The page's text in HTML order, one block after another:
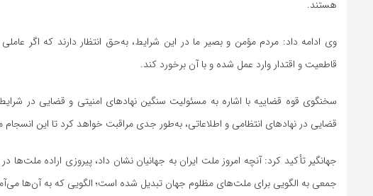
هستند.
وی ادامه داد: مردم مؤمن و بصیر ما در این شرایط، به‌حق انتظار دارند که اگر
قاطعیت و اقتدار وارد عمل شده و با آن برخورد کند.
سخنگوی قوه قضاییه با اشاره به مسئولیت سنگین نهادهای امنیتی و قضایی در
قضایی در نهادهای انتظامی و اطلاعاتی، به‌طور جدی مراقبت خواهد کرد تا این
جهانگیر تأکید کرد: آنچه امروز ملت ایران به جهانیان نشان داد، پیروزی اراده ملت‌ها
جمعی به الگویی برای ملت‌های مظلوم جهان تبدیل شده است؛ الگویی که به آن‌ها